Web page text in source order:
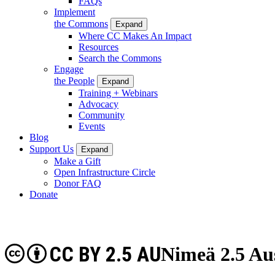
Implement
the Commons
Expand
Where CC Makes An Impact
Resources
Search the Commons
Engage
the People
Expand
Training + Webinars
Advocacy
Community
Events
Blog
Support Us
Expand
Make a Gift
Open Infrastructure Circle
Donor FAQ
Donate
Nimeä 2.5
CC BY 2.5 AU